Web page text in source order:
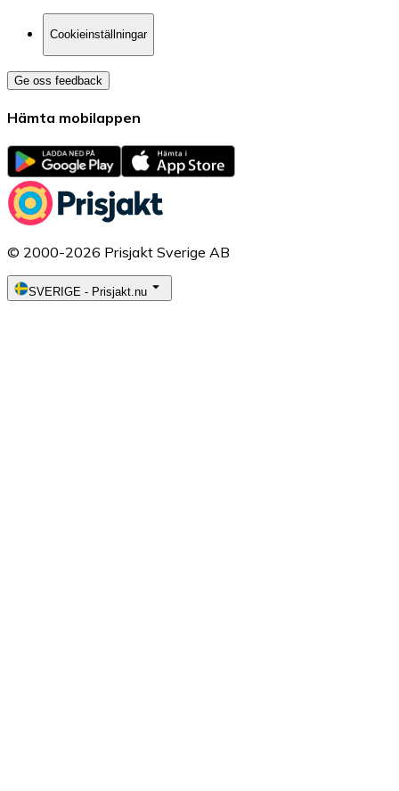
Cookieinställningar
Ge oss feedback
Hämta mobilappen
© 2000-2026 Prisjakt Sverige AB
SVERIGE - Prisjakt.nu